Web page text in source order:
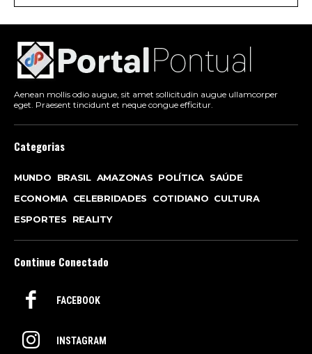
Aenean mollis odio augue, sit amet sollicitudin augue ullamcorper
eget. Praesent tincidunt et neque congue efficitur.
Categorias
MUNDO BRASIL AMAZONAS POLÍTICA SAÚDE
ECONOMIA CELEBRIDADES COTIDIANO CULTURA
ESPORTES
REALITY
Continue Conectado
FACEBOOK
INSTAGRAM